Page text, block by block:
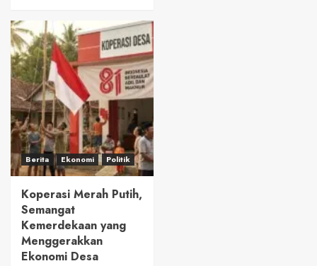
Berita Ekonomi Politik
Koperasi Merah Putih,
Semangat
Kemerdekaan yang
Menggerakkan
Ekonomi Desa